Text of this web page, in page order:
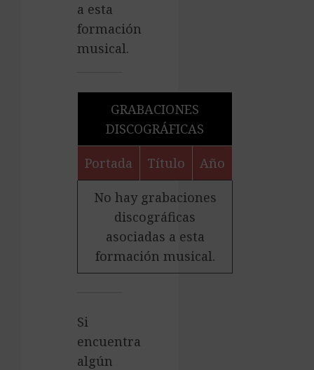
a esta
formación
musical.
GRABACIONES
DISCOGRÁFICAS
Portada Título Año
No hay grabaciones
discográficas
asociadas a esta
formación musical.
Si
encuentra
algún